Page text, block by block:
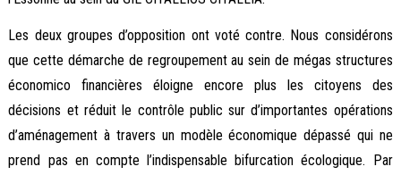
Les deux groupes d’opposition ont voté contre. Nous considérons
que cette démarche de regroupement au sein de mégas structures
économico financières éloigne encore plus les citoyens des
décisions et réduit le contrôle public sur d’importantes opérations
d’aménagement à travers un modèle économique dépassé qui ne
prend pas en compte l’indispensable bifurcation écologique. Par